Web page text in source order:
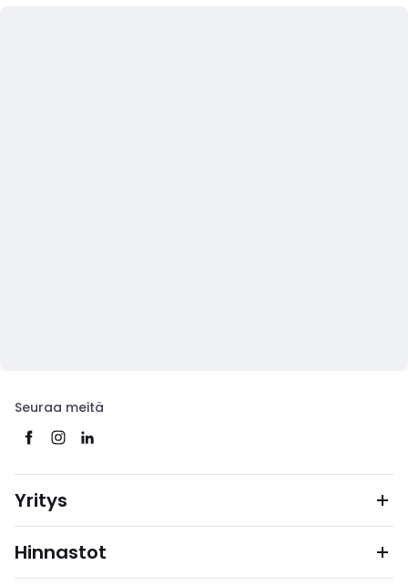
Seuraa meitä
Yritys
Hinnastot